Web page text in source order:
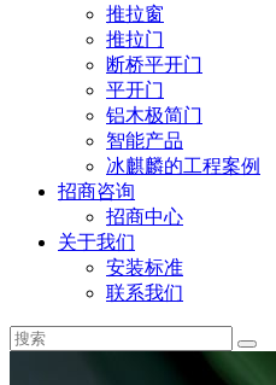
推拉窗
推拉门
断桥平开门
平开门
铝木极简门
智能产品
冰麒麟的工程案例
招商咨询
招商中心
关于我们
安装标准
联系我们